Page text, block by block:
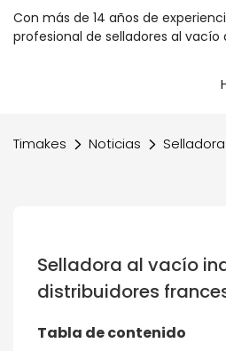
Con más de 14 años de
profesional de selladores al vacío
Timakes Noticias
Selladora al vacío
distribuidores
Tabla de contenido